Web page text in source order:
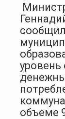
уровень
объеме